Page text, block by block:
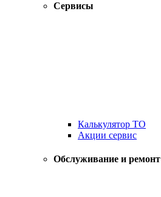
Сервисы
Калькулятор ТО
Акции сервис
Обслуживание и ремонт